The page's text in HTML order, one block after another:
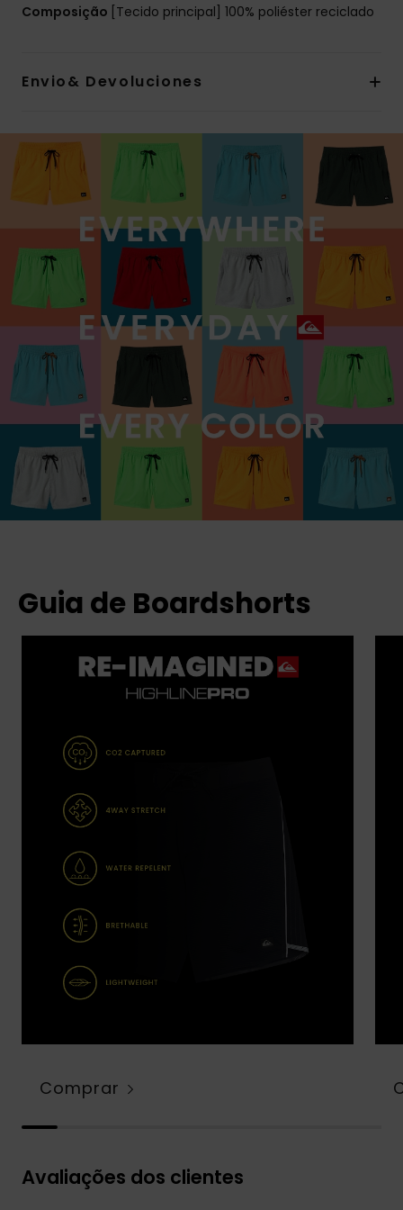
Composição [Tecido principal] 100% poliéster reciclado
Envio& Devoluciones
Guia de Boardshorts
Comprar
Avaliações dos clientes